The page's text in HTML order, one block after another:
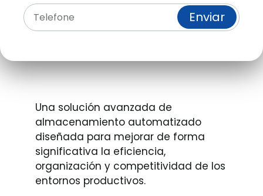
Enviar
Una solución avanzada de
almacenamiento automatizado
diseñada para mejorar de forma
significativa la eficiencia,
organización y competitividad de los
entornos productivos.